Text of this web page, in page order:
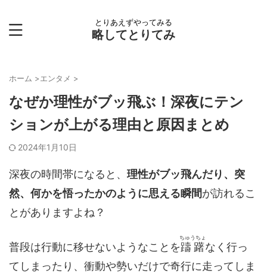
とりあえずやってみる
略してとりてみ
ホーム >エンタメ >
なぜか理性がブッ飛ぶ！深夜にテン
ションが上がる理由と原因まとめ
2024年1月10日
深夜の時間帯になると、 理性がブッ飛んだり、突
然、何かを悟ったかのように思える瞬間が訪れるこ
とがありますよね？
普段は行動に移せないようなことを躊躇
ちゅうちょ
なく行っ
てしまったり、衝動や勢いだけで奇行に走ってしま